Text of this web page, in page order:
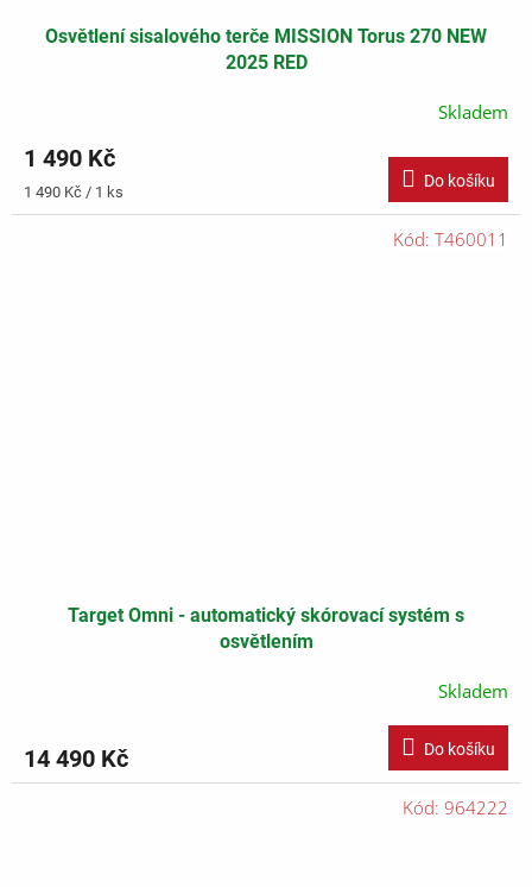
Osvětlení sisalového terče MISSION Torus 270 NEW
2025 RED
Skladem
1 490 Kč
Měrná
cena:
1 490 Kč / 1 ks
Do košíku
Target Omni - automatický skórovací systém s
osvětlením
Skladem
14 490 Kč Do košíku
Kód: T460011
Kód: 964222